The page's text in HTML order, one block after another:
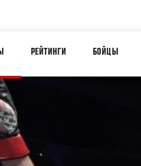
РЕЙТИНГИ БОЙЦЫ